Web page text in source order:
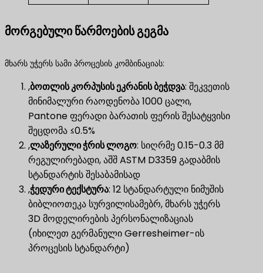
მორგებული წარმოების გეგმა
მხარს უჭერს სამი პროცესის კომბინაციას:
,ბოთლის კორპუსის ეკრანის ბეჭდვა​: შეკვეთის
მინიმალური რაოდენობა 1000 ცალი,
Pantone ფერადი ბარათის ფერის შესატყვისი
შეცდომა ≤0.5%
,ლაზერული ჭრის ლოგო​: სიღრმე 0.15-0.3 მმ
რეგულირებადი, აშშ ASTM D3359 გადაბმის
სტანდარტის შესაბამისად
,ჭედური ტექსტურა​: 12 სტანდარტული ნიმუშის
ბიბლიოთეკა სურვილისამებრ, მხარს უჭერს
3D მოდელირების პერსონალიზაციას
(იხილეთ გერმანული Gerresheimer-ის
პროცესის სტანდარტი)